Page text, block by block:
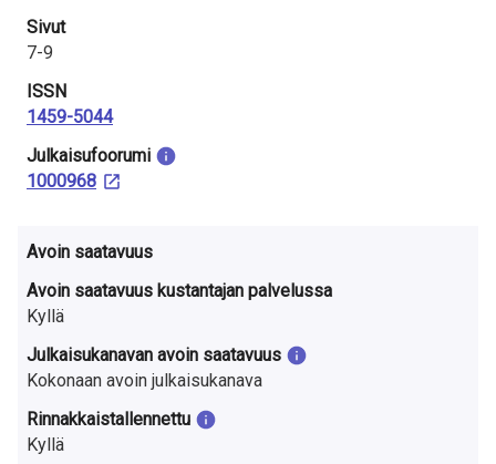
Sivut
7-9
ISSN
1459-5044
Julkaisu­foorumi
1000968
Avoin saatavuus
Avoin saatavuus kustantajan palvelussa
Kyllä
Julkaisukanavan avoin saatavuus
Kokonaan avoin julkaisukanava
Rinnakkaistallennettu
Kyllä